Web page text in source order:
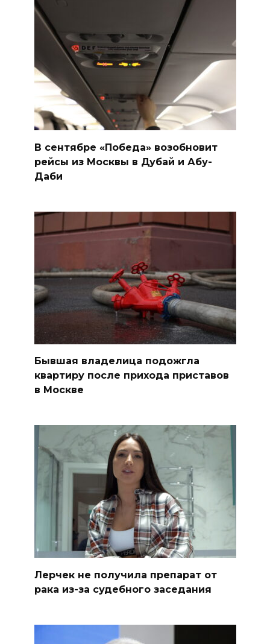
В сентябре «Победа» возобновит
рейсы из Москвы в Дубай и Абу-
Даби
Бывшая владелица подожгла
квартиру после прихода приставов
в Москве
Лерчек не получила препарат от
рака из-за судебного заседания